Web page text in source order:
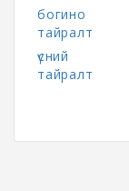
богино
тайралт
үсний
тайралт